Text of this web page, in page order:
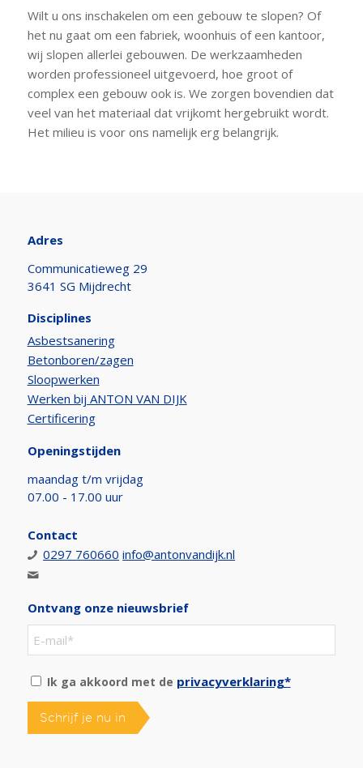
Wilt u ons inschakelen om een gebouw te slopen? Of
het nu gaat om een fabriek, woonhuis of een kantoor,
wij slopen allerlei gebouwen. De werkzaamheden
worden professioneel uitgevoerd, hoe groot of
complex een gebouw ook is. We zorgen bovendien dat
veel van het materiaal dat vrijkomt hergebruikt wordt.
Het milieu is voor ons namelijk erg belangrijk.
Adres
Communicatieweg 29
3641 SG Mijdrecht
Disciplines
Asbestsanering
Betonboren/zagen
Sloopwerken
Werken bij ANTON VAN DIJK
Certificering
Openingstijden
maandag t/m vrijdag
07.00 - 17.00 uur
Contact
0297 760660 info@antonvandijk.nl
Ontvang onze nieuwsbrief
Ik ga akkoord met de privacyverklaring*
Schrijf je nu in